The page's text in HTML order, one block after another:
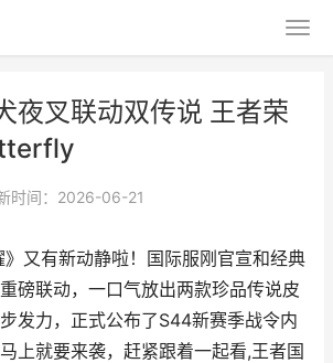
夜叉联动双传说 王者荣
时间：2026-06-21
又有新动静啦！国际服刚官宣和经典
磅联动，一口气放出两款珍品传说皮
发力，正式公布了S44新赛季战令内
上就要来袭，赶紧跟着一起看,王者国